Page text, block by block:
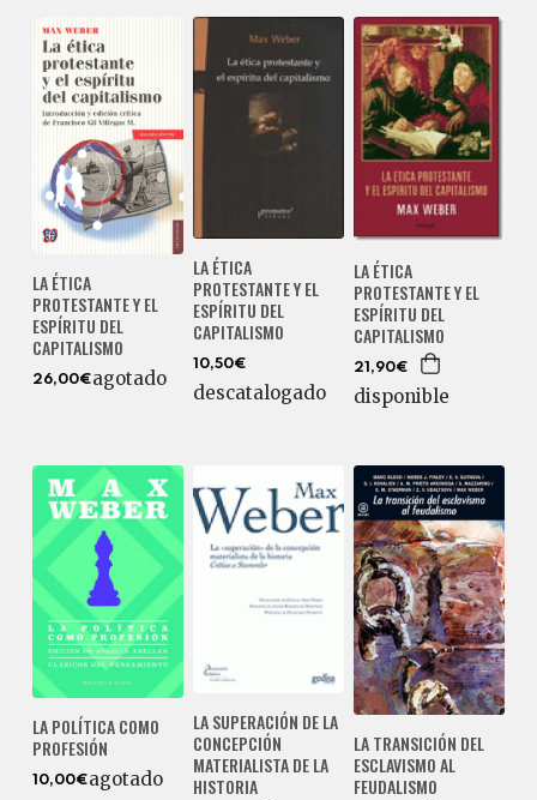
LA ÉTICA
PROTESTANTE Y EL
ESPÍRITU DEL
CAPITALISMO
26,00€agotado
LA ÉTICA
PROTESTANTE Y EL
ESPÍRITU DEL
CAPITALISMO
10,50€
descatalogado
LA ÉTICA
PROTESTANTE Y EL
ESPÍRITU DEL
CAPITALISMO
21,90€
disponible
LA POLÍTICA COMO
PROFESIÓN
10,00€agotado
LA SUPERACIÓN DE LA
CONCEPCIÓN
MATERIALISTA DE LA
HISTORIA
LA TRANSICIÓN DEL
ESCLAVISMO AL
FEUDALISMO